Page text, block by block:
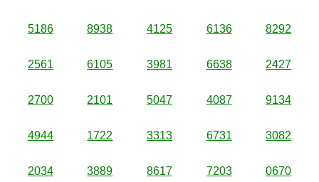
5186 8938 4125 6136 8292
2561 6105 3981 6638 2427
2700 2101 5047 4087 9134
4944 1722 3313 6731 3082
2034 3889 8617 7203 0670